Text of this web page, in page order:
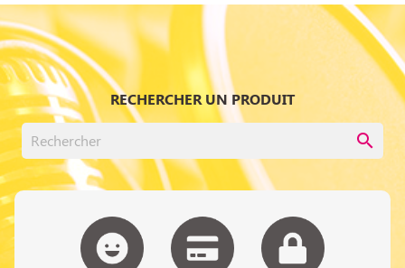
RECHERCHER UN PRODUIT
search